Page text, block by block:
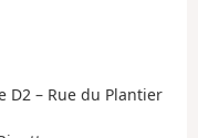
D2 – Rue du Plantier